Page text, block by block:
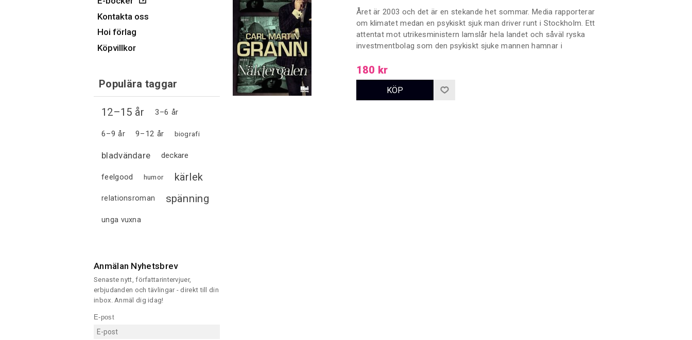
Kontakta oss
Hoi förlag
Köpvillkor
Populära taggar
12–15 år 3–6 år
6–9 år 9–12 år biografi
bladvändare deckare
feelgood humor kärlek
relationsroman spänning
unga vuxna
Anmälan Nyhetsbrev
Senaste nytt, författarintervjuer,
erbjudanden och tävlingar - direkt till din
inbox. Anmäl dig idag!
E-post
Året är 2003 och det är en stekande het sommar. Media rapporterar
om klimatet medan en psykiskt sjuk man driver runt i Stockholm. Ett
attentat mot utrikesministern lamslår hela landet och såväl ryska
investmentbolag som den psykiskt sjuke mannen hamnar i
bara brickor i ett spel?
180 kr